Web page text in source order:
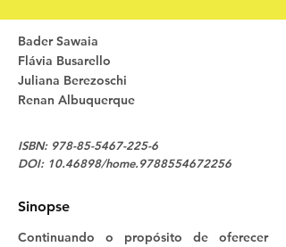
Bader Sawaia
Flávia Busarello
Juliana Berezoschi
Renan Albuquerque
ISBN: 978-85-5467-225-6
DOI: 10.46898/home.9788554672256
Sinopse
Continuando o propósito de oferecer